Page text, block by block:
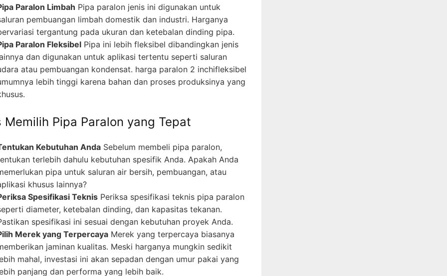
Paralon Limbah Pipa paralon jenis ini digunakan untuk
pembuangan limbah domestik dan industri. Harganya
tergantung pada ukuran dan ketebalan dinding pipa.
Paralon Fleksibel Pipa ini lebih fleksibel dibandingkan jenis
dan digunakan untuk aplikasi tertentu seperti saluran
atau pembuangan kondensat. harga paralon 2 inchifleksibel
lebih tinggi karena bahan dan proses produksinya yang
Memilih Pipa Paralon yang Tepat
Kebutuhan Anda Sebelum membeli pipa paralon,
terlebih dahulu kebutuhan spesifik Anda. Apakah Anda
pipa untuk saluran air bersih, pembuangan, atau
khusus lainnya?
Spesifikasi Teknis Periksa spesifikasi teknis pipa paralon
diameter, ketebalan dinding, dan kapasitas tekanan.
spesifikasi ini sesuai dengan kebutuhan proyek Anda.
Merek yang Terpercaya Merek yang terpercaya biasanya
jaminan kualitas. Meski harganya mungkin sedikit
mahal, investasi ini akan sepadan dengan umur pakai yang
panjang dan performa yang lebih baik.